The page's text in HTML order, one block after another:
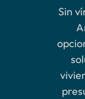
Sin